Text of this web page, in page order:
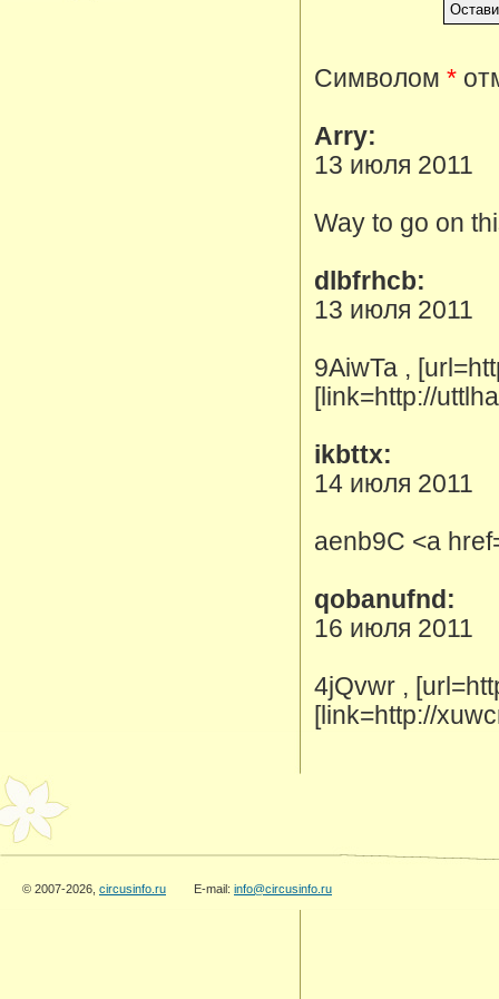
Символом *
Arry:
13 июля 2011
Way to go on
dlbfrhcb:
13 июля 2011
9AiwTa ,
[link=http://
ikbttx:
14 июля 2011
aenb9C <a
qobanufnd:
16 июля 2011
4jQvwr ,
[link=http://
© 2007-2026, circusinfo.ru E-mail: info@circusinfo.ru